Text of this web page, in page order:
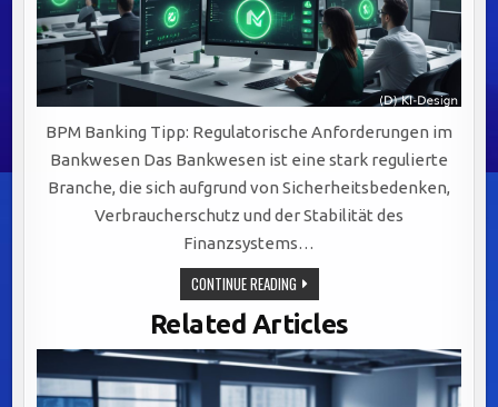
BPM Banking Tipp: Regulatorische Anforderungen im
Bankwesen Das Bankwesen ist eine stark regulierte
Branche, die sich aufgrund von Sicherheitsbedenken,
Verbraucherschutz und der Stabilität des
Finanzsystems…
CONTINUE READINGREGULATORISCHE
ANFORDERUNGEN
IM
BANKWESEN:
SCHLÜSSEL
ZU
EFFEKTIVEM
BUSINESS
PROCESS
Related Articles